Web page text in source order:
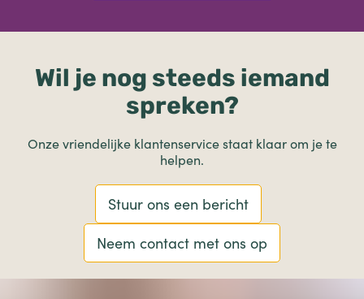
Wil je nog steeds iemand
spreken?
Onze vriendelijke klantenservice staat klaar om je te
helpen.
Stuur ons een bericht
Neem contact met ons op